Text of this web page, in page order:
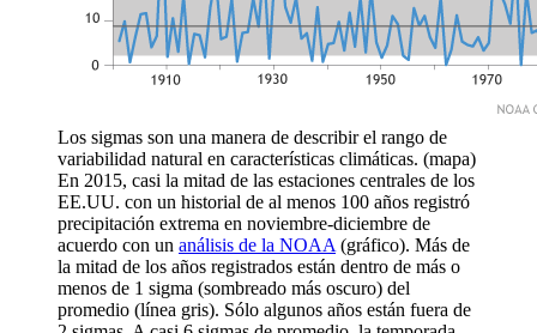
Los sigmas son una manera de describir el rango de
variabilidad natural en características climáticas. (mapa)
En 2015, casi la mitad de las estaciones centrales de los
EE.UU. con un historial de al menos 100 años registró
precipitación extrema en noviembre-diciembre de
acuerdo con un análisis de la NOAA(gráfico). Más de
la mitad de los años registrados están dentro de más o
menos de 1 sigma (sombreado más oscuro) del
promedio (línea gris). Sólo algunos años están fuera de